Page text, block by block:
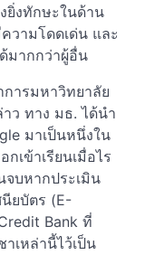
ยิ่งทักษะในด้าน
วามโดดเด่น และ
มากกว่าผู้อื่น
ารมหาวิทยาลัย
ว ทาง มธ. ได้นำ
มาเป็นหนึ่งใน
เข้าเรียนเมื่อไร
จบหากประเมิน
ยบัตร (E-
Bank ที่
เหล่านี้ไว้เป็น